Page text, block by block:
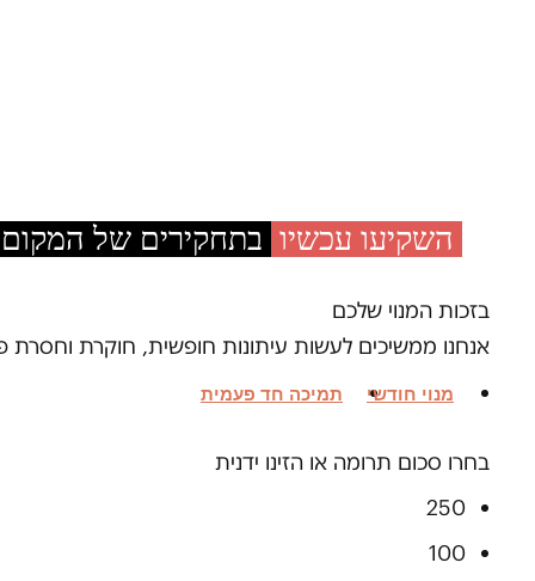
השקיעו עכשיו בתחקירים של
בזכות המנוי שלכם
אנחנו ממשיכים לעשות עיתונות חופשית, חוקרת וחסרת
מנוי חודשי תמיכה חד פעמית
בחרו סכום תרומה או הזינו ידנית
250
100